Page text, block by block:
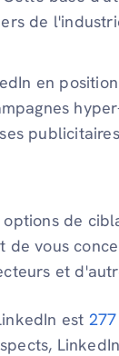
de
en
options de
de vous
et
est 277